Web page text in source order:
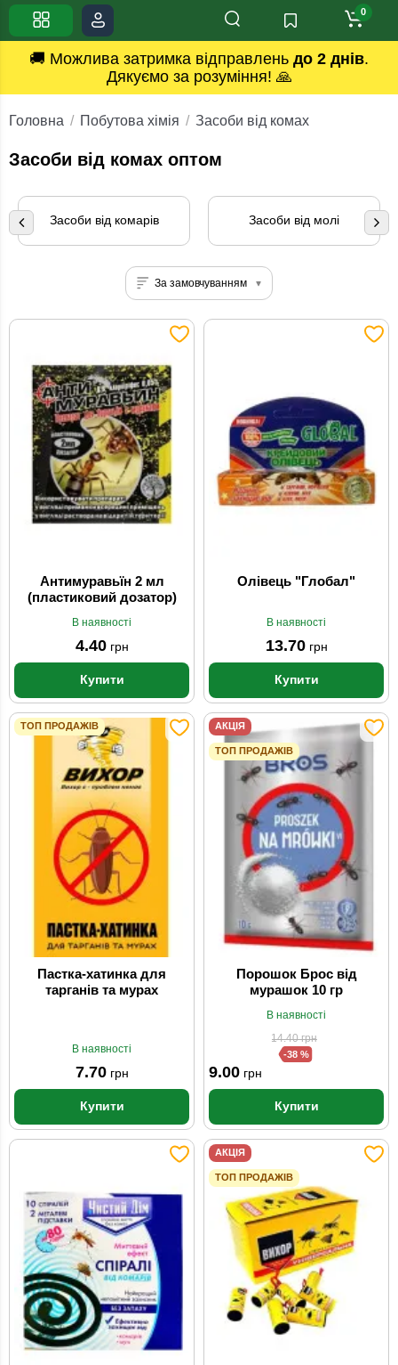
🚚 Можлива затримка відправлень до 2 днів.
Дякуємо за розуміння! 🙏
0
Головна Побутова хімія Засоби від комах
Засоби від комах оптом
Засоби від комарів Засоби від молі
За замовчуванням
Антимуравьїн 2 мл
(пластиковий дозатор)
В наявності
4.40грн
Купити
Олівець "Глобал"
В наявності
13.70грн
Купити
ТОП ПРОДАЖІВ
Пастка-хатинка для
тарганів та мурах
В наявності
7.70грн
Купити
АКЦІЯ
ТОП ПРОДАЖІВ
Порошок Брос від
мурашок 10 гр
В наявності
14.40грн
-38 %
9.00 грн
Купити
АКЦІЯ
ТОП ПРОДАЖІВ